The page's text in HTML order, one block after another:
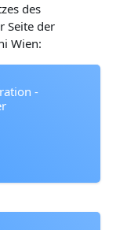
des
Seite der
Wien:
-